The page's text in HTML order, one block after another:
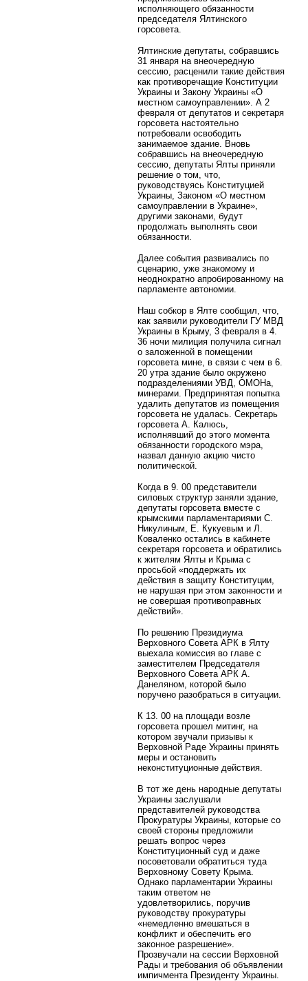
исполняющего обязанности
председателя Ялтинского
горсовета.
Ялтинские депутаты, собравшись
31 января на внеочередную
сессию, расценили такие действия
как противоречащие Конституции
Украины и Закону Украины «О
местном самоуправлении». А 2
февраля от депутатов и секретаря
горсовета настоятельно
потребовали освободить
занимаемое здание. Вновь
собравшись на внеочередную
сессию, депутаты Ялты приняли
решение о том, что,
руководствуясь Конституцией
Украины, Законом «О местном
самоуправлении в Украине»,
другими законами, будут
продолжать выполнять свои
обязанности.
Далее события развивались по
сценарию, уже знакомому и
неоднократно апробированному на
парламенте автономии.
Наш собкор в Ялте сообщил, что,
как заявили руководители ГУ МВД
Украины в Крыму, 3 февраля в 4.
36 ночи милиция получила сигнал
о заложенной в помещении
горсовета мине, в связи с чем в 6.
20 утра здание было окружено
подразделениями УВД, ОМОНа,
минерами. Предпринятая попытка
удалить депутатов из помещения
горсовета не удалась. Секретарь
горсовета А. Калюсь,
исполнявший до этого момента
обязанности городского мэра,
назвал данную акцию чисто
политической.
Когда в 9. 00 представители
силовых структур заняли здание,
депутаты горсовета вместе с
крымскими парламентариями С.
Никулиным, Е. Кукуевым и Л.
Коваленко остались в кабинете
секретаря горсовета и обратились
к жителям Ялты и Крыма с
просьбой «поддержать их
действия в защиту Конституции,
не нарушая при этом законности и
не совершая противоправных
действий».
По решению Президиума
Верховного Совета АРК в Ялту
выехала комиссия во главе с
заместителем Председателя
Верховного Совета АРК А.
Данеляном, которой было
поручено разобраться в ситуации.
К 13. 00 на площади возле
горсовета прошел митинг, на
котором звучали призывы к
Верховной Раде Украины принять
меры и остановить
неконституционные действия.
В тот же день народные депутаты
Украины заслушали
представителей руководства
Прокуратуры Украины, которые со
своей стороны предложили
решать вопрос через
Конституционный суд и даже
посоветовали обратиться туда
Верховному Совету Крыма.
Однако парламентарии Украины
таким ответом не
удовлетворились, поручив
руководству прокуратуры
«немедленно вмешаться в
конфликт и обеспечить его
законное разрешение».
Прозвучали на сессии Верховной
Рады и требования об объявлении
импичмента Президенту Украины.